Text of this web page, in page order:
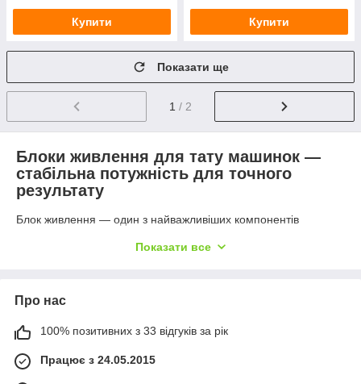
Купити Купити
Показати ще
1 / 2
Блоки живлення для тату машинок —
стабільна потужність для точного
результату
Блок живлення — один з найважливіших компонентів
татуажу. Саме він відповідає за стабільну подачу напруги,
доставкою по Україні та світу, або забрати замовлення
самовивозом у
Навіщо потрібен блок живлення для
татуажу?
Блок живлення перетворює електричний струм з мережі у
Показати все
Про нас
100% позитивних з 33 відгуків за рік
Працює з 24.05.2015